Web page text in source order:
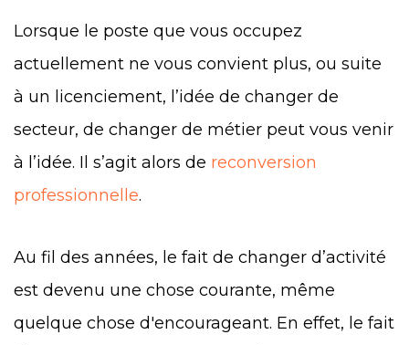
Lorsque le poste que vous occupez
actuellement ne vous convient plus, ou suite
à un licenciement, l’idée de changer de
secteur, de changer de métier peut vous venir
à l’idée. Il s’agit alors de reconversion
professionnelle.
Au fil des années, le fait de changer d’activité
est devenu une chose courante, même
quelque chose d'encourageant. En effet, le fait